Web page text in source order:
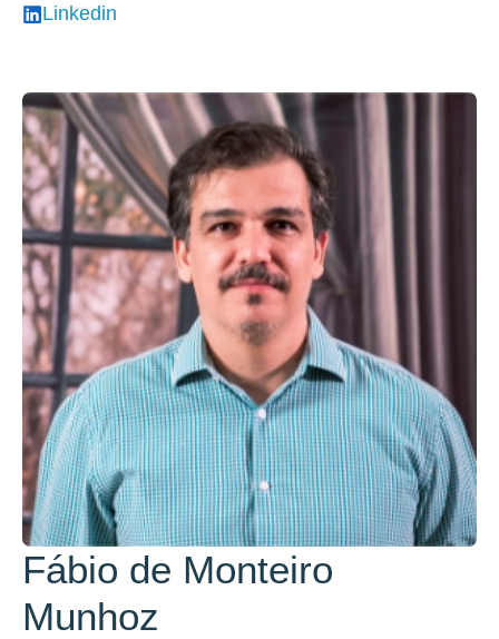
Linkedin
Fábio de Monteiro
Munhoz